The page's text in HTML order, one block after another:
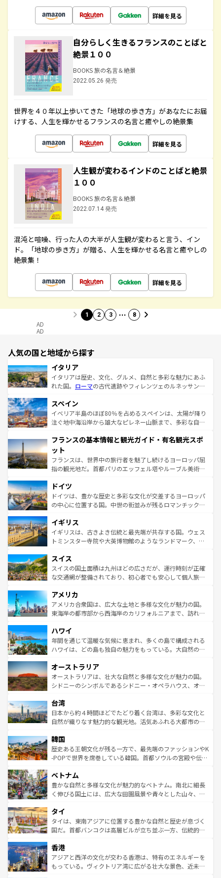
詳細を見る
自分らしく生きるフランスのことばと
絶景１００
BOOKS 旅の名言＆絶景
2022.05.26 発売
世界を４０年以上歩いてきた「地球の歩き方」があなたにお届
けする、人生を輝かせるフランスの名言と癒やしの絶景集
詳細を見る
人生観が変わるインドのことばと絶景
１００
BOOKS 旅の名言＆絶景
2022.07.14 発売
混沌と喧噪、行った人の大半が人生観が変わると言う、イン
ド。「地球の歩き方」が贈る、人生を輝かせる名言と癒やしの
絶景集！
詳細を見る
1 2 3 … 8
AD
AD
人気の国と地域から探す
イタリア
イタリアは歴史、文化、グルメ、自然と多彩な魅力にあふ
れた国。 ローマの古代遺跡やフィレンツェのルネッサンス
ろん、トスカーナの美しい田園風景やアマルフィ海岸の絶
景など、自然景観も見逃せない。観光の合間には、本場の
ピザやパスタなど、絶品のイタリア料理を堪能することも
ませてくれるイタリアで、忘れられない旅をしてみよう！
なお、新着のイタリア情報は
しい。
スペイン
イベリア半島のほぼ80％を占めるスペインは、太陽が降り
注ぐ地中海沿岸から雄大なピレネー山脈まで、多彩な自然
文化が根付くこの国では、情熱的なフラメンコ、熱気あふ
れる闘牛、そして美味しいタパスが生活の一部となってい
る。首都マドリードの洗練された雰囲気や、バルセロナの
アートに溢れた街角から、地方では古代ローマ遺跡や中世
せる。地方によって風土や気候が異なるスペインはその個
性で訪れる人を魅了する。 なお、新着のスペイン情報は コ
ンテンツ一覧を参照してほしい。
フランスの基本情報と観光ガイド・有名観光スポ
ット
フランスは、世界中の旅行者を魅了し続けるヨーロッパ屈
指の観光地だ。首都パリのエッフェル塔やルーブル美術館
で、幅広い魅力が詰まっている。華麗な宮殿、歴史的な大
聖堂、美しいビーチ、そして豊かな自然が、訪れる者を心
から魅了する。また、フランスは美食の国としても知ら
いる。シャンパンの発祥地であるランス、プロヴァンスの
香り高いラベンダー畑など、多彩な楽しみ方が可能だ。さ
らに、パリ以外の地域にも魅力が溢れており、どの街角に
れる地方に足を運ぶとそれぞれで全く異なる文化を体験で
きるだろう。 なお、新着のフランス情報はコンテンツ一覧
を参照してほしい。
ドイツ
ドイツは、豊かな歴史と多彩な文化が交差するヨーロッパ
の中心に位置する国。中世の街並みが残るロマンチック街
顔を持つこの国は、どこを歩いても飽きることがない。ベ
ルリンの文化的活気、バイエルン州のアルプスの絶景、そ
してライン川沿いのワイン畑といった風景は必見。ビール
は、お酒好きな人にはぜひ体験してほしい。 なお、新着の
ドイツ情報はコンテンツ一覧を参照してほしい。
イギリス
イギリスは、古きよき伝統と最先端が共存する国。ウェス
トミンスター寺院や大英博物館のようなランドマーク、歴
リアごとに異なる魅力がある。また、優雅なアフタヌーン
ティー、ビール好きにはたまらない英国パブ、サッカー観
戦など、本場だからこそできる体験も豊富。イギリスを旅
ンツ一覧を参照してほしい。
スイス
スイスの国土面積は九州ほどの広さだが、運行時刻が正確
な交通網が整備されており、初心者でも安心して個人旅行
の建物がそのまま残る町や、スイスならではのユニークな
博物館もあり、アルプス観光だけでなく町歩きも満喫する
ことができる。国民の所得が高いため物価も高いが、旅行
ば市内交通費無料で観光を楽しむこともできる。 なお、新
着のスイス情報はコンテンツ一覧 を参照してほしい。
アメリカ
アメリカ合衆国は、広大な土地と多様な文化が魅力の国。
東海岸の都市部から西海岸のカリフォルニアまで、訪れる
のような巨大都市は、観光、ショッピング、エンターテイ
ンメントが詰まった刺激的なスポットだ。一方、アメリカ
西部には大自然が広がり、グランドキャニオンやイエロー
部のニューオーリンズでは、音楽と美食が融合した独特の
文化が魅力。旅行者はアメリカの各地域で異なる魅力を楽
しみながら、その多様性と豊かな歴史を感じることができ
ならではの贅沢な旅のスタイルだ。 なお、新着のアメリカ
情報はコンテンツ一覧を参照してほしい。
ハワイ
年間を通じて温暖な気候に恵まれ、多くの島で構成される
ハワイは、どの島も独自の魅力をもっている。大自然の神
ワイ島は見逃せない。また、定番の観光地といえばオアフ
島だが、静かな自然を求めるならマウイ島やカウアイ島が
おすすめ。エメラルドグリーンに輝く海をはじめ、豊かな
れるおもてなしの心で訪れる人々を迎えてくれるハワイの
人々、おいしいローカルフードやハワイアンミュージッ
ク、伝統的なフラダンスなど、すべてがハワイの魅力を彩
ワイを、存分に味わってほしい。 なお、新着のハワイ情報
はコンテンツ一覧を参照してほしい。
オーストラリア
オーストラリアは、壮大な自然と多様な文化が魅力の国。
シドニーのシンボルであるシドニー・オペラハウス、オー
リアリーフや大陸中央部にそびえるウルル（エアーズロッ
ク）、タスマニアの美しい原生林やケアンズの熱帯雨林な
ど、見どころがたくさん。また、カフェやワイン、オージ
いる。アクティビティも充実しており、サーフィンやダイ
ビング、ハイキングなど、アウトドア好きにはたまらな
い。オーストラリアの多彩な魅力を存分に味わいつくそ
参照してほしい。
台湾
日本から約４時間ほどでたどり着く台湾は、多彩な文化と
自然が織りなす魅力的な観光地。活気あふれる大都市の台
ン）、静ひつな山岳地帯である台湾東部など、都市の喧騒
と山間の静けさが共存しており、訪れる人に新しい発見と
驚きをもたらしてくれる。また、奥深い台湾の食文化も魅
容にもいいと評判のスイーツなど、バラエティ豊かな料理
が味わえる。 なお、新着の台湾情報は コンテンツ一覧を参
照してほしい。
韓国
歴史ある王朝文化が残る一方で、最先端のファッションやK
-POPで世界を席巻している韓国。首都ソウルの宮殿や伝統
き、地方に足を延ばせば四季折々の自然美を楽しむことが
できる。そして、キムチや焼肉、絶品のストリートフード
まで、さまざまな韓国料理が待っている。夜には、韓国な
リティに包まれながら、韓国の多彩な魅力を心ゆくまで味
わってみてほしい。 なお、新着の韓国情報はコンテンツ一
覧を参照してほしい。
ベトナム
豊かな自然と多様な文化が魅力的なベトナム。南北に細長
く伸びる国土には、広大な田園風景や青々とした山々、世
急速な発展と共に伝統が息づく。ハノイの古い町並みやホ
ーチミン市のフランス統治時代の建物も、独特の雰囲気を
醸し出している。また、バラエティの豊かさとおいしさで
とつ。フォーやバインミー、ベトナムコーヒーなどは、ぜ
ひ現地で味わいたい。どの地域を訪れてもあたたかい人々
が旅行者を迎えてくれるので、きっと忘れられない旅にな
タイ
タイは、東南アジアに位置する豊かな自然と歴史が息づく
国だ。首都バンコクは高層ビルが立ち並ぶ一方、伝統的な
の活気が交差している。北部ではチェンマイなどの山岳地
帯で自然と触れ合い、南部ではプーケットやクラビの美し
いビーチでリゾート気分を楽しむことができる。タイ料理
香港
アジアと西洋の文化が交わる香港は、特有のエネルギーを
もっている。ヴィクトリア湾に広がる壮大な景色、近未来